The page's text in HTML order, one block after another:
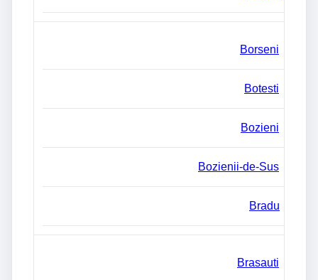
Borseni
Botesti
Bozieni
Bozienii-de-Sus
Bradu
Brasauti